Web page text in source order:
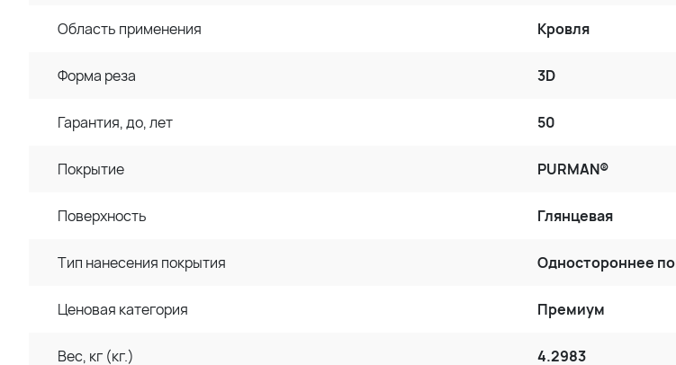
Область применения Кровля
Форма реза 3D
Гарантия, до, лет 50
Покрытие PURMAN®
Поверхность Глянцевая
Тип нанесения покрытия Одностороннее
Ценовая категория Премиум
Вес, кг (кг.) 4.2983